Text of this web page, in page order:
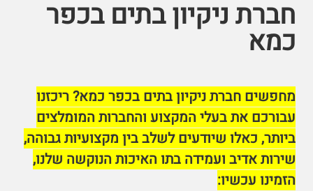
חברת ניקיון בתים בכפר
כמא
מחפשים חברת ניקיון בתים בכפר כמא? ריכזנו
עבורכם את בעלי המקצוע והחברות המומלצים
ביותר, כאלו שיודעים לשלב בין מקצועיות גבוהה,
שירות אדיב ועמידה בתו האיכות הנוקשה שלנו,
הזמינו עכשיו: